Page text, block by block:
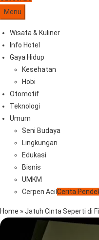
Menu
Wisata & Kuliner
Info Hotel
Gaya Hidup
Kesehatan
Hobi
Otomotif
Teknologi
Umum
Seni Budaya
Lingkungan
Edukasi
Bisnis
UMKM
Cerpen Acil Cerita
Home » Jatuh Cinta Seperti di